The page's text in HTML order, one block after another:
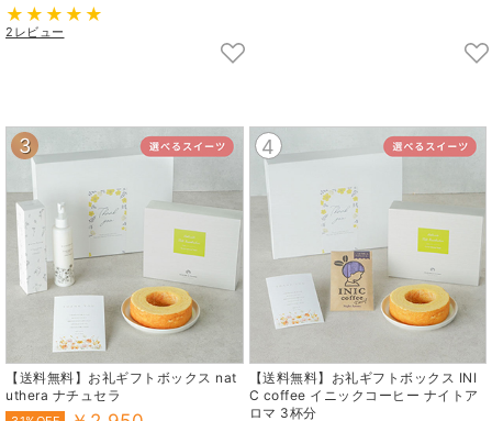
2レビュー
3
【送料無料】お礼ギフトボックス nat
uthera ナチュセラ
4
【送料無料】お礼ギフトボックス INI
C coffee イニックコーヒー ナイトア
ロマ 3杯分